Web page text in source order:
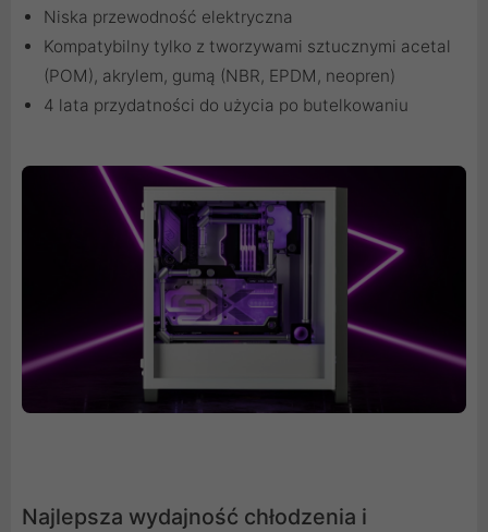
Niska przewodność elektryczna
Kompatybilny tylko z tworzywami sztucznymi acetal
(POM), akrylem, gumą (NBR, EPDM, neopren)
4 lata przydatności do użycia po butelkowaniu
Najlepsza wydajność chłodzenia i